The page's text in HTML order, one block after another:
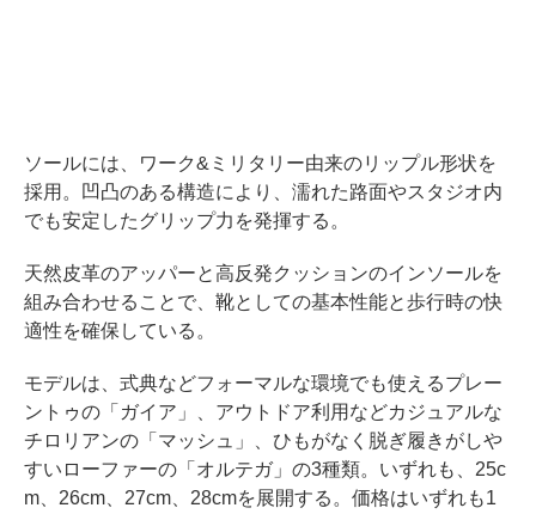
ソールには、ワーク&ミリタリー由来のリップル形状を
採用。凹凸のある構造により、濡れた路面やスタジオ内
でも安定したグリップ力を発揮する。
天然皮革のアッパーと高反発クッションのインソールを
組み合わせることで、靴としての基本性能と歩行時の快
適性を確保している。
モデルは、式典などフォーマルな環境でも使えるプレー
ントゥの「ガイア」、アウトドア利用などカジュアルな
チロリアンの「マッシュ」、ひもがなく脱ぎ履きがしや
すいローファーの「オルテガ」の3種類。いずれも、25c
m、26cm、27cm、28cmを展開する。価格はいずれも1